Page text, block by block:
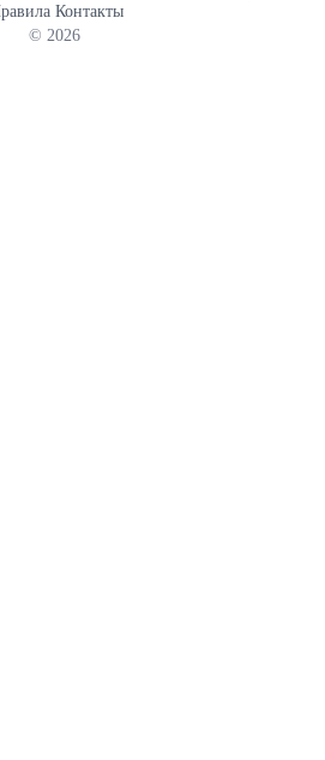
Ø14 мм, 5 отверстий Ø16 мм. На
кожух, прикрывающий отверстия на
Контакты
© 2026